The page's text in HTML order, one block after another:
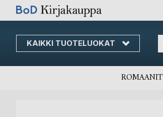
KAIKKI TUOTELUOKAT
Skip
Content
ROMAANIT